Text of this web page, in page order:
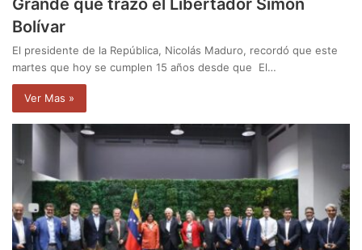
Bolívar
El presidente de la República, Nicolás Maduro, recordó que este
martes que hoy se cumplen 15 años desde que El…
Ver Mas »